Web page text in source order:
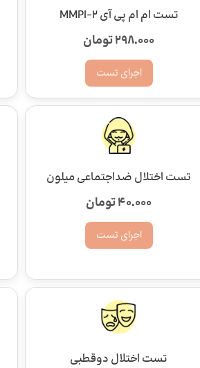
تست ام ام پی آی MMPI-2
298.000 تومان
اجرای تست
تست اختلال ضداجتماعی میلون
40.000 تومان
اجرای تست
تست اختلال دوقطبی